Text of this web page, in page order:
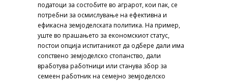
податоци за состобите во аграрот, кои пак, се
потребни за осмислување на ефективна и
ефикасна земјоделската политика. На пример,
уште во прашањето за економскиот статус,
постои опција испитаникот да одбере дали има
сопствено земјоделско стопанство, дали
вработува работници или станува збор за
семеен работник на семејно земјоделско